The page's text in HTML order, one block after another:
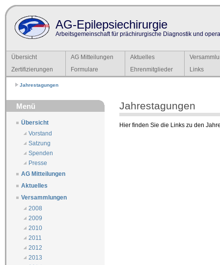
AG-Epilepsiechirurgie
Arbeitsgemeinschaft für prächirurgische Diagnostik und
Übersicht AG Mitteilungen Aktuelles
Zertifizierungen
Formulare Ehrenmitglieder Links
Jahrestagungen
Menü
Übersicht
Vorstand
Satzung
Spenden
Presse
AG Mitteilungen
Aktuelles
Versammlungen
2008
2009
2010
2011
2012
2013
Jahrestagungen
Hier finden Sie die Links zu den